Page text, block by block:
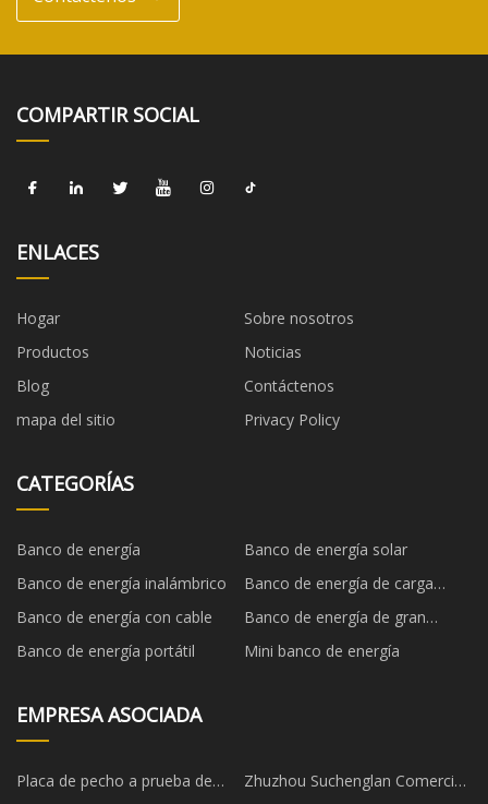
COMPARTIR SOCIAL
ENLACES
Hogar
Sobre nosotros
Productos
Noticias
Blog
Contáctenos
mapa del sitio
Privacy Policy
CATEGORÍAS
Banco de energía
Banco de energía solar
Banco de energía inalámbrico
Banco de energía de carga
rápida
Banco de energía con cable
Banco de energía de gran
capacidad
Banco de energía portátil Mini banco de energía
EMPRESA ASOCIADA
Placa de pecho a prueba de
Zhuzhou Suchenglan Comercio